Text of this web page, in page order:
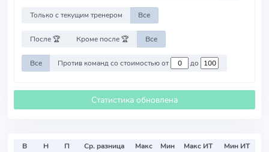
Только с текущим тренером Все
После 🏆 Кроме после 🏆 Все
Все Против команд со стоимостью от до
Статистика обновлена
В Н П Ср. разница Макс Мин Макс ИТ
Мин ИТ